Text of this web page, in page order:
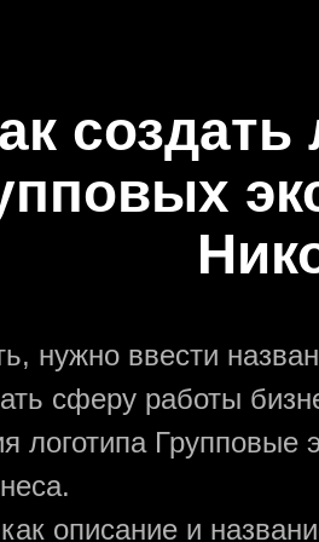
нужно ввести
сферу работы
логотипа Групповые
описание и